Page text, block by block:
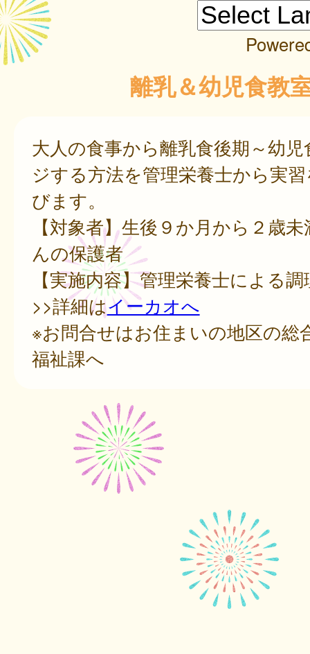
離乳＆幼児食教
大人の食事から離乳食後期～幼
ジする方法を管理栄養士から実
びます。
【対象者】生後９か月から２歳
んの保護者
【実施内容】管理栄養士による
>>詳細はイーカオへ
※お問合せはお住まいの地区の総
福祉課へ